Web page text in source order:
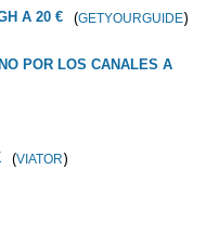
A 20 € (GETYOURGUIDE)
POR LOS CANALES A
(VIATOR)